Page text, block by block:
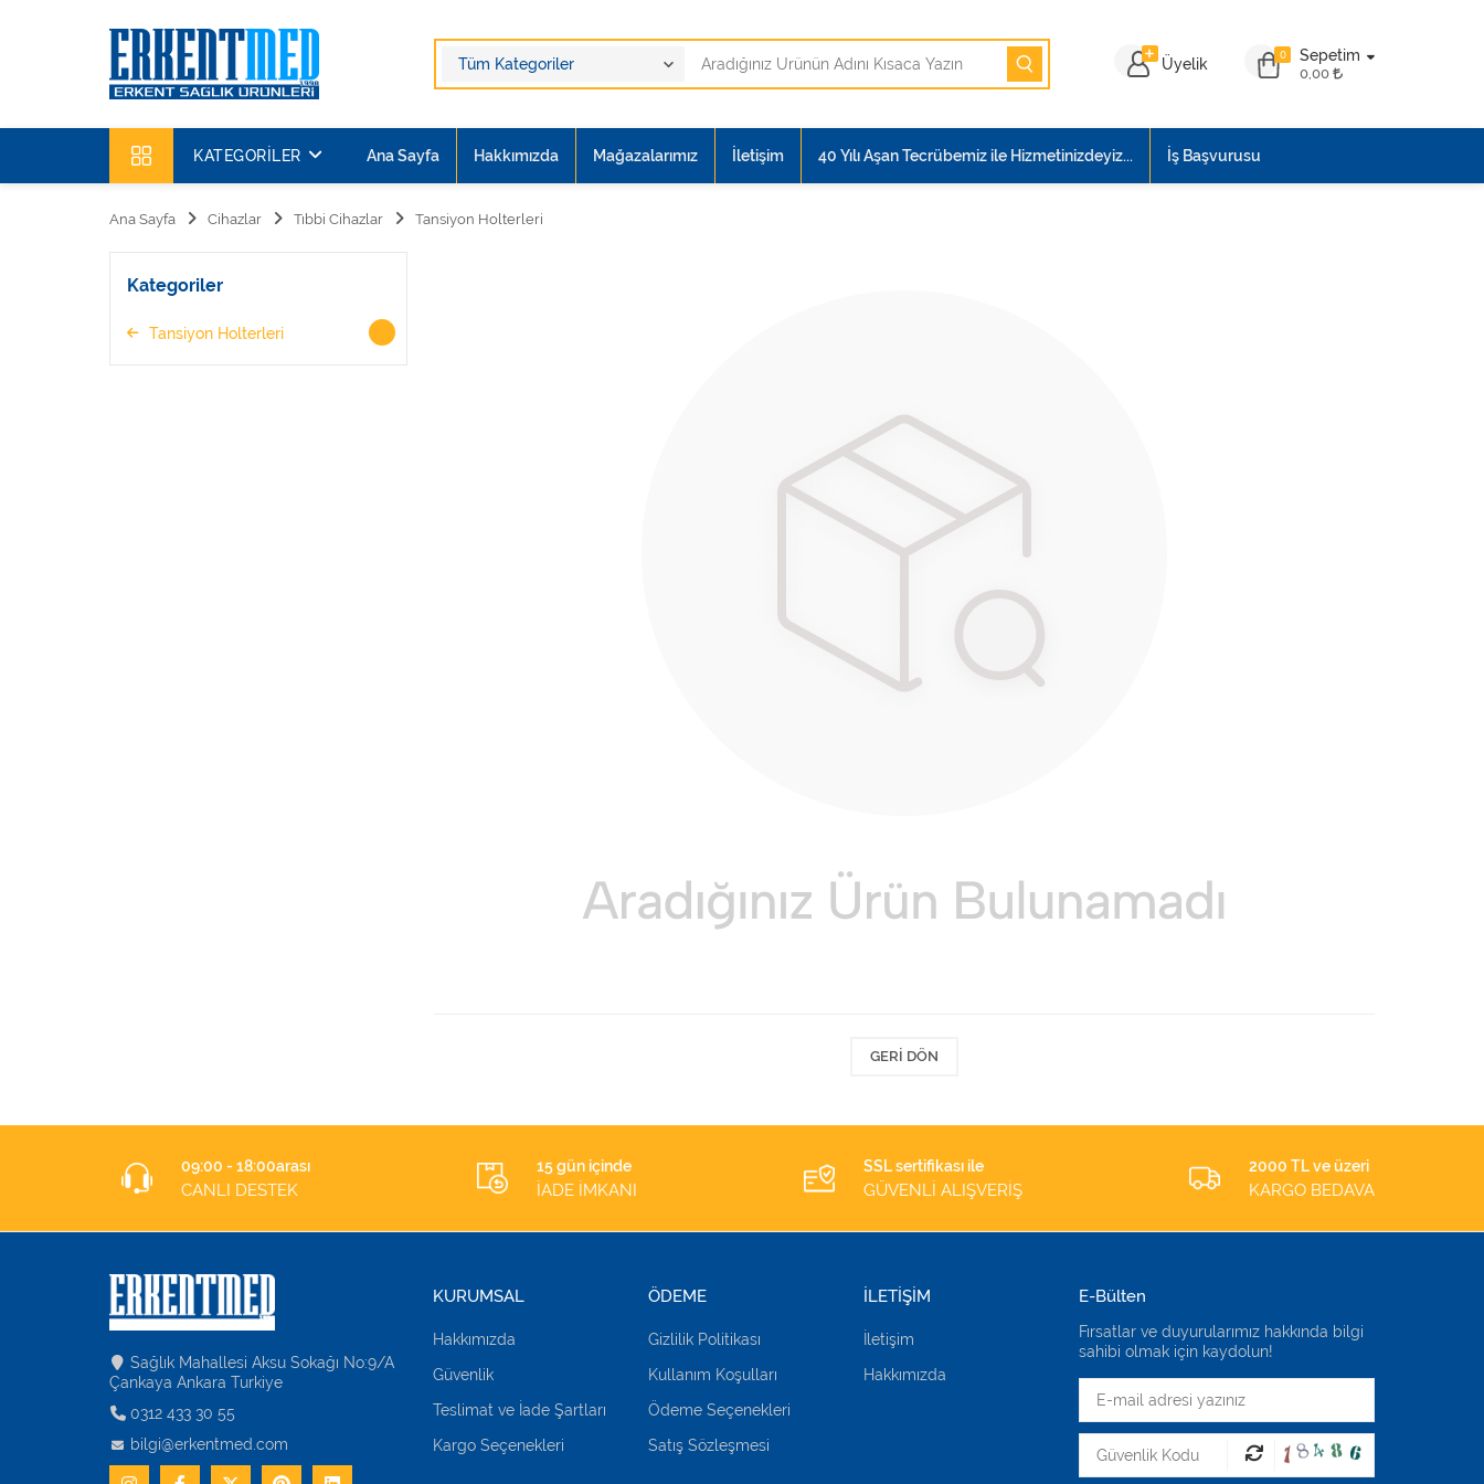
0 Sepetim
0,00
Üyelik
KATEGORILER Ana Sayfa Hakkımızda Mağazalarımız İletişim 40 Yılı Aşan Tecrübemiz ile Hizmetinizdeyiz... İş Başvurusu
Ana Sayfa Cihazlar Tıbbi Cihazlar Tansiyon Holterleri
GERI DÖN
Kategoriler
Tansiyon Holterleri
09:00 - 18:00arası
CANLI DESTEK
15 gün içinde
İADE İMKANI
SSL sertifikası ile
GÜVENLİ ALIŞVERİŞ
2000 TL ve üzeri
KARGO BEDAVA
Sağlık Mahallesi Aksu Sokağı No:9/A
Çankaya Ankara Turkiye
0312 433 30 55
bilgi@erkentmed.com
E-Bülten
Fırsatlar ve duyurularımız hakkında bilgi
sahibi olmak için kaydolun!
KURUMSAL
Hakkımızda
Güvenlik
Teslimat ve İade Şartları
Kargo Seçenekleri
ÖDEME
Gizlilik Politikası
Kullanım Koşulları
Ödeme Seçenekleri
Satış Sözleşmesi
İLETİŞİM
İletişim
Hakkımızda